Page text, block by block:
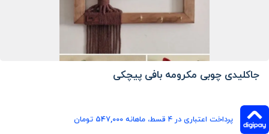
جاکلیدی چوبی مکرومه بافی پیچکی
پرداخت اعتباری در ۴ قسط، ماهانه 547,000 تومان